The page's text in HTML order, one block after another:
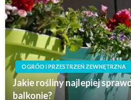
OGRÓD I PRZESTRZEŃ ZEWNĘTRZNA
Jakie rośliny najlepiej
balkonie?